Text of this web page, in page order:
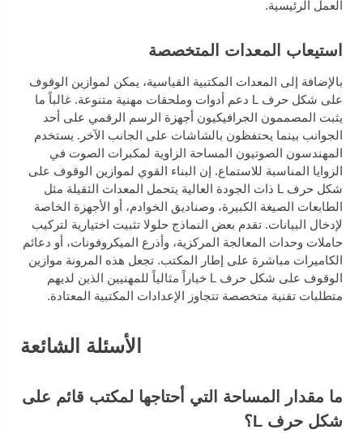
العمل الرئيسية.
استيعاب المعدات المتخصصة
بالإضافة إلى المعدات المكتبية القياسية، يمكن لموازين الوقوف
على شكل حرف L دعم أدوات وملحقات مهنية متنوعة. غالباً ما
يثبت المصممون الجرافيكيون أجهزة الرسم الرقمي على أحد
الجوانب بينما يحتفظون بالشاشات على الجانب الآخر. يستخدم
المهندسون الصوتيون المساحة الزاوية لمكبرات الصوت في
الزوايا المناسبة للاستماع. إن البناء القوي لموازين الوقوف على
شكل حرف L ذات الجودة العالية يتحمل المعدات الثقيلة مثل
الطابعات الصيغة الكبيرة، وصناديق الخوادم، أو الأجهزة الخاصة
لإدخال البيانات. تقدم بعض النماذج حلولا تثبيت اختيارية لتركيب
حاملات وحدات المعالجة المركزية، وأذرع الميكروفونات، أو دعائم
الكاميرات مباشرة على إطار المكتب. تجعل هذه المرونة موازين
الوقوف على شكل حرف L خياراً مثالياً للمهنيين الذين لديهم
متطلبات تقنية متخصصة تتجاوز الإعدادات المكتبية المعتادة.
الأسئلة الشائعة
ما مقدار المساحة التي أحتاجها لمكتب قائم على
شكل حرف L؟